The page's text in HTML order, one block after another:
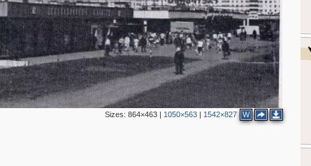
Sizes: 864×463| 1050×563| 1542×827 W